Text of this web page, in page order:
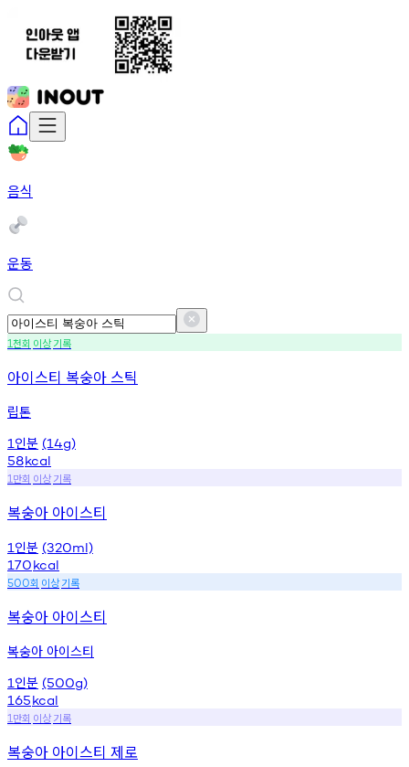
음식
운동
1천회 이상기록
아이스티 복숭아 스틱
립톤
1 인분 (14g)
58kcal
1 만회 이상기록
복숭아 아이스티
1 인분 (320ml)
170kcal
500회 이상기록
복숭아 아이스티
복숭아 아이스티
1 인분 (500g)
165kcal
1 만회 이상기록
복숭아 아이스티 제로